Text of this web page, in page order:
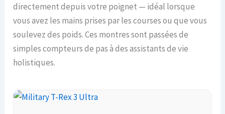
directement depuis votre poignet — idéal lorsque
vous avez les mains prises par les courses ou que vous
soulevez des poids. Ces montres sont passées de
simples compteurs de pas à des assistants de vie
holistiques.